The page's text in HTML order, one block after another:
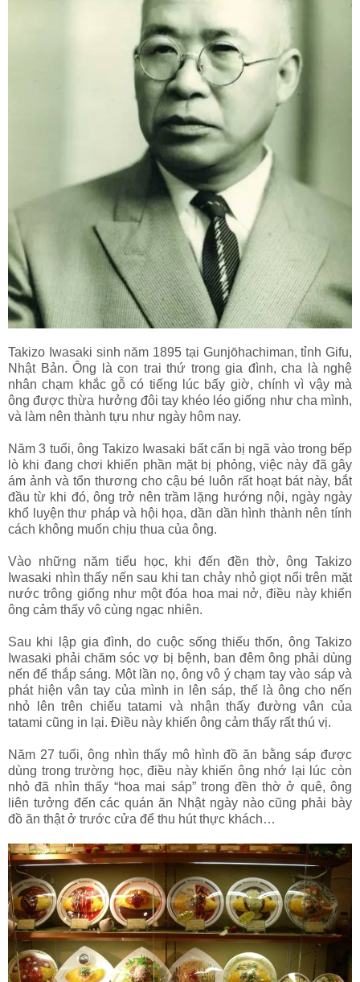
Takizo Iwasaki sinh năm 1895 tại Gunjōhachiman, tỉnh Gifu,
Nhật Bản. Ông là con trai thứ trong gia đình, cha là nghệ
nhân chạm khắc gỗ có tiếng lúc bấy giờ, chính vì vậy mà
ông được thừa hưởng đôi tay khéo léo giống như cha mình,
và làm nên thành tựu như ngày hôm nay.
Năm 3 tuổi, ông Takizo Iwasaki bất cẩn bị ngã vào trong bếp
lò khi đang chơi khiến phần mặt bị phỏng, việc này đã gây
ám ảnh và tổn thương cho cậu bé luôn rất hoạt bát này, bắt
đầu từ khi đó, ông trở nên trầm lặng hướng nội, ngày ngày
khổ luyện thư pháp và hội họa, dần dần hình thành nên tính
cách không muốn chịu thua của ông.
Vào những năm tiểu học, khi đến đền thờ, ông Takizo
Iwasaki nhìn thấy nến sau khi tan chảy nhỏ giọt nổi trên mặt
nước trông giống như một đóa hoa mai nở, điều này khiến
ông cảm thấy vô cùng ngạc nhiên.
Sau khi lập gia đình, do cuộc sống thiếu thốn, ông Takizo
Iwasaki phải chăm sóc vợ bị bệnh, ban đêm ông phải dùng
nến để thắp sáng. Một lần nọ, ông vô ý chạm tay vào sáp và
phát hiện vân tay của mình in lên sáp, thế là ông cho nến
nhỏ lên trên chiếu tatami và nhận thấy đường vân của
tatami cũng in lại. Điều này khiến ông cảm thấy rất thú vị.
Năm 27 tuổi, ông nhìn thấy mô hình đồ ăn bằng sáp được
dùng trong trường học, điều này khiến ông nhớ lại lúc còn
nhỏ đã nhìn thấy “hoa mai sáp” trong đền thờ ở quê, ông
liên tưởng đến các quán ăn Nhật ngày nào cũng phải bày
đồ ăn thật ở trước cửa để thu hút thực khách…